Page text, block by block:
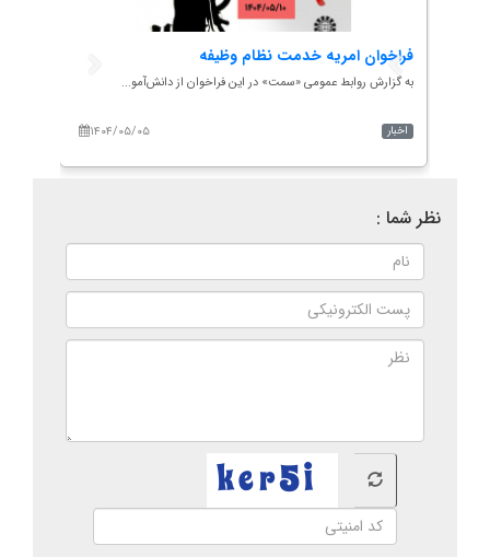
فراخوان امریه خدمت نظام وظیفه
به گزارش روابط عمومی «سمت» در این فراخوان از دانش‌آمو...
۱۴۰۴/۰۵/۰۵ اخبار
نظر شما :